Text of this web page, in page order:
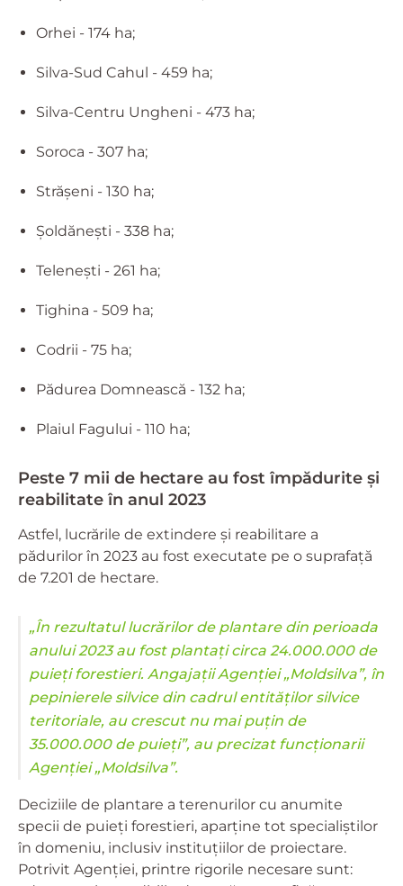
Orhei - 174 ha;
Silva-Sud Cahul - 459 ha;
Silva-Centru Ungheni - 473 ha;
Soroca - 307 ha;
Străşeni - 130 ha;
Şoldăneşti - 338 ha;
Teleneşti - 261 ha;
Tighina - 509 ha;
Codrii - 75 ha;
Pădurea Domnească - 132 ha;
Plaiul Fagului - 110 ha;
Peste 7 mii de hectare au fost împădurite și
reabilitate în anul 2023
Astfel, lucrările de extindere și reabilitare a
pădurilor în 2023 au fost executate pe o suprafață
de 7.201 de hectare.
„În rezultatul lucrărilor de plantare din perioada
anului 2023 au fost plantați circa 24.000.000 de
puieți forestieri. Angajații Agenției „Moldsilva”, în
pepinierele silvice din cadrul entităților silvice
teritoriale, au crescut nu mai puțin de
35.000.000 de puieți”, au precizat funcționarii
Agenției „Moldsilva”.
Deciziile de plantare a terenurilor cu anumite
specii de puieți forestieri, aparține tot specialiștilor
în domeniu, inclusiv instituțiilor de proiectare.
Potrivit Agenției, printre rigorile necesare sunt: